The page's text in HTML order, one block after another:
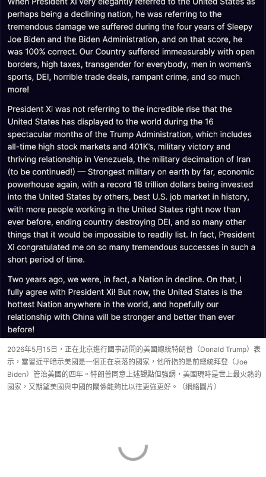
2026年5月15日，正在北京進行國事訪問的美國總統特朗普（Donald Trump）表
示，當習近平暗示美國是一個正在衰落的國家，他所指的是前總統拜登（Joe
Biden）管治美國的四年。特朗普同意上述觀點但強調，美國現時是世上最火熱的
國家，又期望美國與中國的關係能夠比以往更強更好。（網絡圖片）